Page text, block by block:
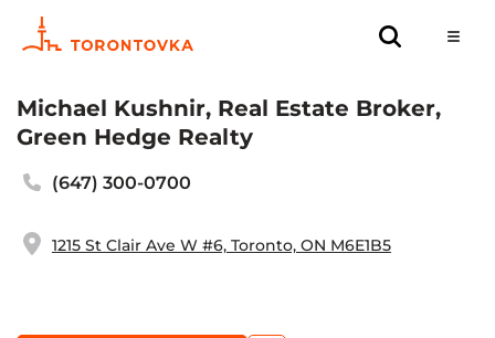
Michael Kushnir, Real Estate Broker,
Green Hedge Realty
(647) 300-0700
1215 St Clair Ave W #6, Toronto, ON M6E1B5